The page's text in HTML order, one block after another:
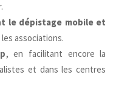
le dépistage mobile et
associations.
, en facilitant encore la
et dans les centres